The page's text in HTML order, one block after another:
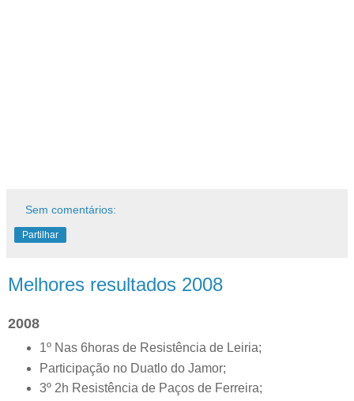
Sem comentários:
Partilhar
Melhores resultados 2008
2008
1º Nas 6horas de Resistência de Leiria;
Participação no Duatlo do Jamor;
3º 2h Resistência de Paços de Ferreira;